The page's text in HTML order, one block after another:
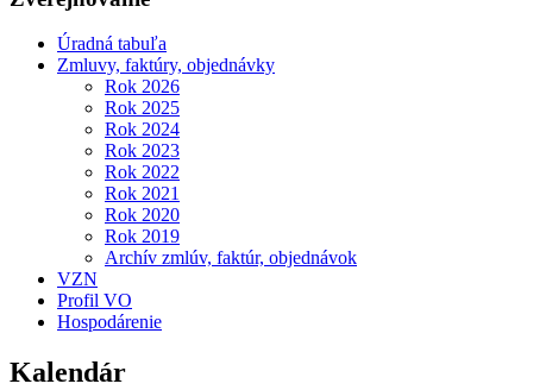
Úradná tabuľa
Zmluvy, faktúry, objednávky
Rok 2026
Rok 2025
Rok 2024
Rok 2023
Rok 2022
Rok 2021
Rok 2020
Rok 2019
Archív zmlúv, faktúr, objednávok
VZN
Profil VO
Hospodárenie
Kalendár